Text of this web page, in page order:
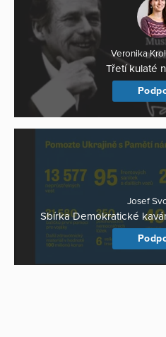
Veronika
Třetí kulaté
Josef
Sbírka Demokratické